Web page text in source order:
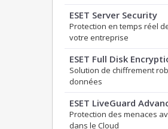
ESET Server Security
Protection en temps réel
votre entreprise
ESET Full Disk
Solution de chiffrement
données
ESET LiveGuard
Protection des menaces
dans le Cloud